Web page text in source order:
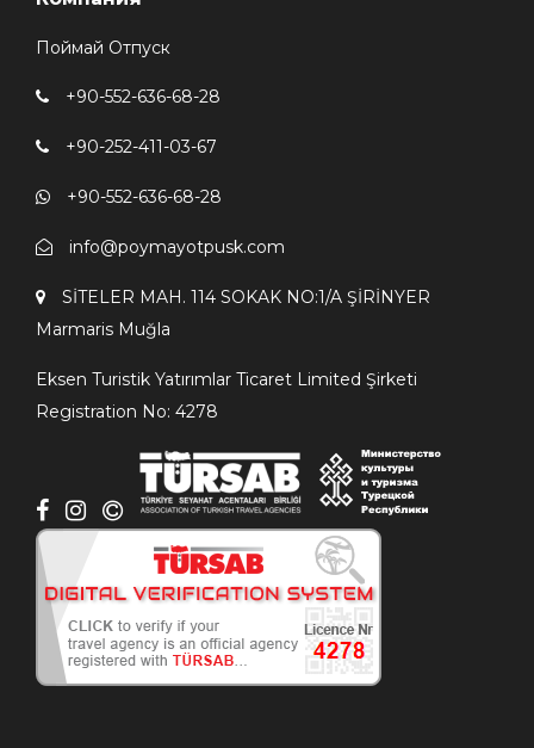
Поймай Отпуск
+90-552-636-68-28
+90-252-411-03-67
+90-552-636-68-28
info@poymayotpusk.com
SİTELER MAH. 114 SOKAK NO:1/A ŞİRİNYER
Мarmaris Мuğla
Eksen Turistik Yatırımlar Ticaret Limited Şirketi
Registration No: 4278